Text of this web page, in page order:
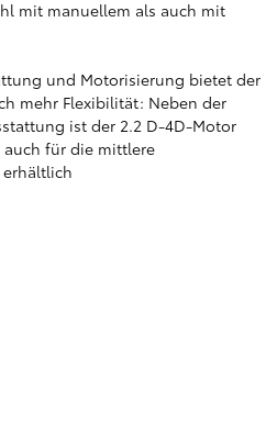
mit manuellem als auch mit
und Motorisierung bietet der
mehr Flexibilität: Neben der
ist der 2.2 D-4D-Motor
für die mittlere